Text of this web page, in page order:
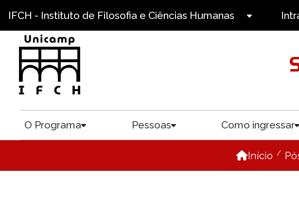
IFCH - Instituto de Filosofia e Ciências Humanas
O Programa Pessoas Como ingressar
Início